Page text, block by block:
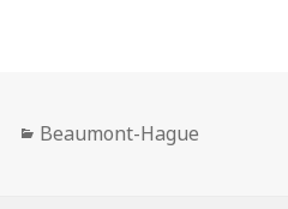
Catégories
Beaumont-Hague